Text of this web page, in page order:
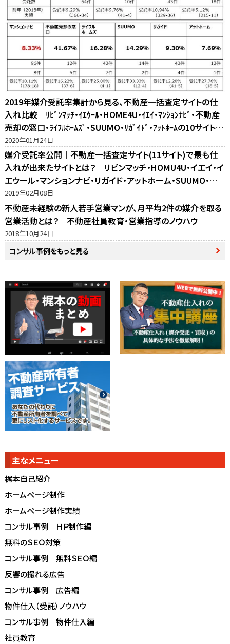
2019年媒介受託率集計から見る、不動産一括査定サイトの仕
入れ比較｜ﾘﾋﾞﾝﾏｯﾁ・ｲｴｳｰﾙ・HOME4U・ｲｴｲ・ﾏﾝｼｮﾝﾅﾋﾞ・不動産
売却の窓口・ﾗｲﾌﾙﾎｰﾑｽﾞ・SUUMO・ﾘｶﾞｲﾄﾞ・ｱｯﾄﾎｰﾑの10サイト比
較
2020年01月24日
媒介受託率公開｜不動産一括査定サイト(11サイト)で最も仕
入れが出来たサイトとは？｜リビンマッチ・HOMU4U・イエイ・イ
エウール・マンションナビ・リガイド・アットホーム・SUUMO・不
動産売却の窓口・ホームズ・マイナビの反響比較
2019年02月08日
不動産未経験の新人若手営業マンが、月平均2件の媒介を取る
営業活動とは？｜不動産社員教育・営業指導のノウハウ
2018年10月24日
コンサル事例をもっと見る
主なメニュー
梶本自己紹介
ホームページ制作
ホームページ制作実績
コンサル事例｜ＨＰ制作編
無料のＳＥＯ対策
コンサル事例｜無料ＳＥＯ編
反響の撮れる広告
コンサル事例｜広告編
物件仕入（受託）ノウハウ
コンサル事例｜物件仕入編
社員教育